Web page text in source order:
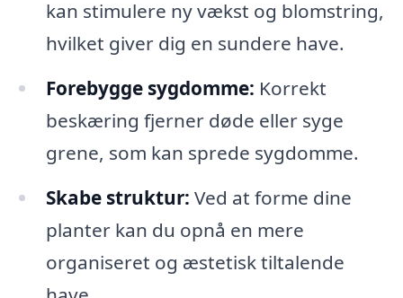
kan stimulere ny vækst og blomstring,
hvilket giver dig en sundere have.
Forebygge sygdomme: Korrekt
beskæring fjerner døde eller syge
grene, som kan sprede sygdomme.
Skabe struktur: Ved at forme dine
planter kan du opnå en mere
organiseret og æstetisk tiltalende